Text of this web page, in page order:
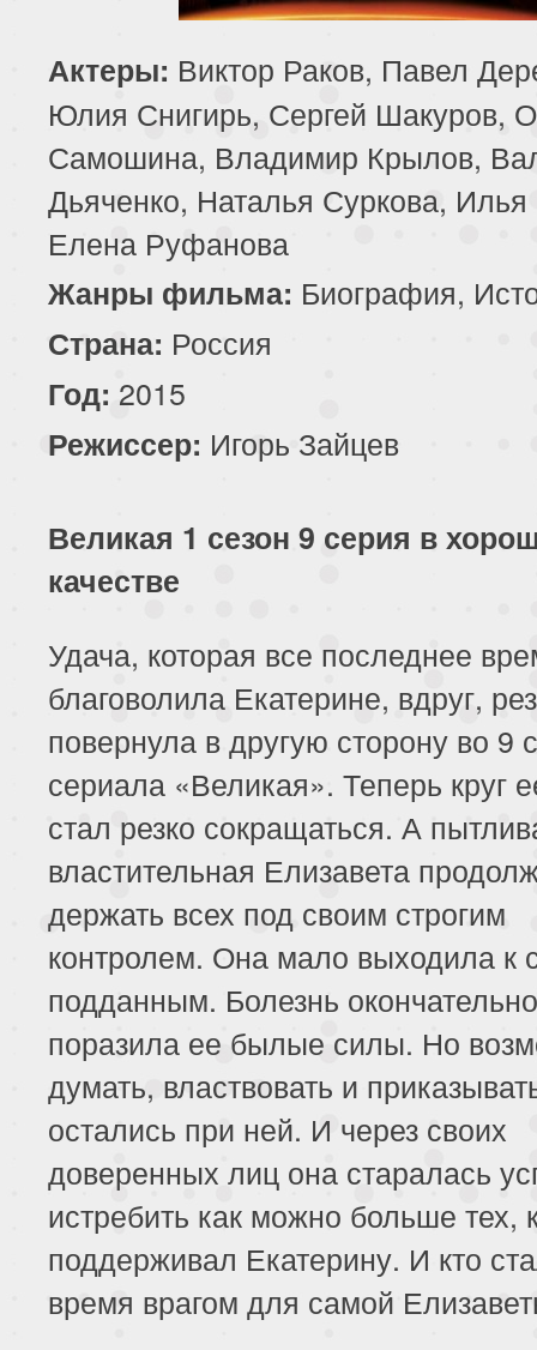
Актеры: Виктор Раков, Павел
Юлия Снигирь, Сергей Шакуров,
Самошина, Владимир Крылов,
Дьяченко, Наталья Суркова, Илья
Елена Руфанова
Жанры фильма: Биография,
Страна: Россия
Год: 2015
Режиссер: Игорь Зайцев
Великая 1 сезон 9 серия в
качестве
Удача, которая все последнее
благоволила Екатерине, вдруг,
повернула в другую сторону во 9
сериала «Великая». Теперь круг
стал резко сокращаться. А
властительная Елизавета
держать всех под своим строгим
контролем. Она мало выходила к
подданным. Болезнь окончательно
поразила ее былые силы. Но
думать, властвовать и
остались при ней. И через своих
доверенных лиц она старалась
истребить как можно больше тех,
поддерживал Екатерину. И кто
время врагом для самой